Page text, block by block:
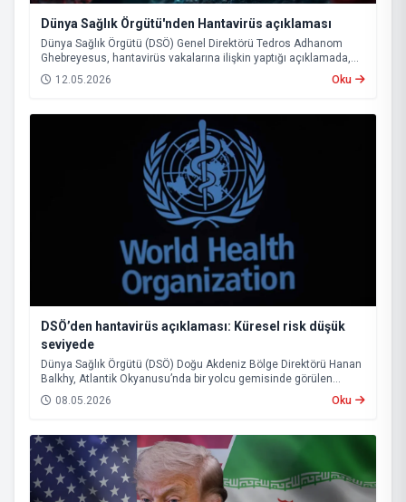
Dünya Sağlık Örgütü'nden Hantavirüs açıklaması
Dünya Sağlık Örgütü (DSÖ) Genel Direktörü Tedros Adhanom
Ghebreyesus, hantavirüs vakalarına ilişkin yaptığı açıklamada,
mevcut tablonun küresel çapta büyük bir salgının başlangıcına
işaret etmediğini belirtti. Ghebreyesus, buna rağmen virüsün
vakaların görülebileceği uyarısında bulundu.
12.05.2026 Oku
DSÖ’den hantavirüs açıklaması: Küresel risk düşük
seviyede
Dünya Sağlık Örgütü (DSÖ) Doğu Akdeniz Bölge Direktörü Hanan
Balkhy, Atlantik Okyanusu’nda bir yolcu gemisinde görülen
hantavirüs vakalarına ilişkin açıklamada bulundu.
08.05.2026 Oku